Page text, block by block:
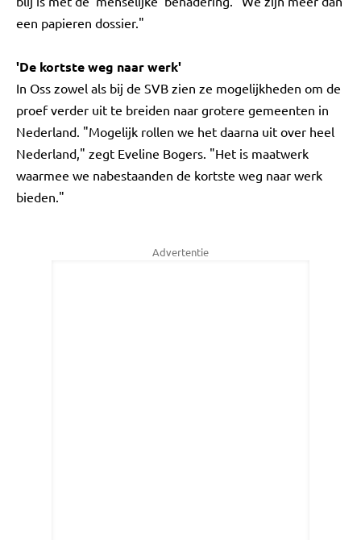
een papieren dossier."
'De kortste weg naar werk'
In Oss zowel als bij de SVB zien ze mogelijkheden om de
proef verder uit te breiden naar grotere gemeenten in
Nederland. "Mogelijk rollen we het daarna uit over heel
Nederland," zegt Eveline Bogers. "Het is maatwerk
waarmee we nabestaanden de kortste weg naar werk
bieden."
Advertentie